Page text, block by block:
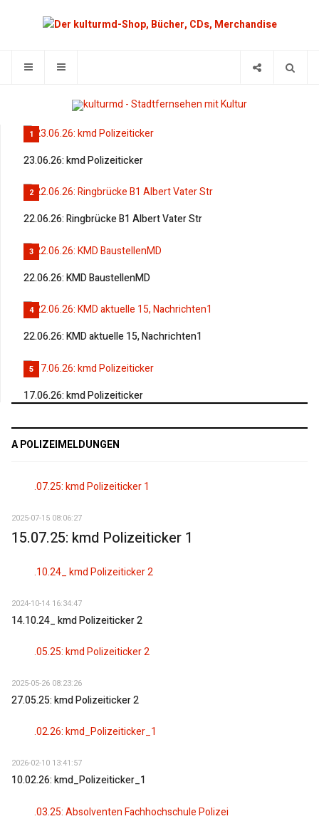
1
23.06.26: kmd Polizeiticker
2
22.06.26: Ringbrücke B1 Albert Vater Str
3
22.06.26: KMD BaustellenMD
4
22.06.26: KMD aktuelle 15, Nachrichten1
5
17.06.26: kmd Polizeiticker
A POLIZEIMELDUNGEN
2025-07-15 08:06:27
15.07.25: kmd Polizeiticker 1
2024-10-14 16:34:47
14.10.24_ kmd Polizeiticker 2
2025-05-26 08:23:26
27.05.25: kmd Polizeiticker 2
2026-02-10 13:41:57
10.02.26: kmd_Polizeiticker_1